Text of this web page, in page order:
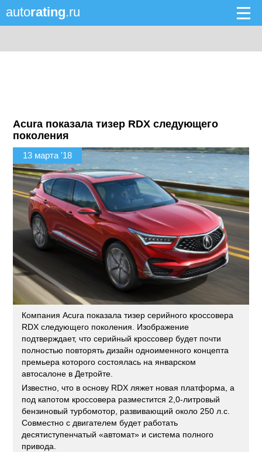
autorating.ru
Acura показала тизер RDX следующего
поколения
13 марта '18
Компания Acura показала тизер серийного кроссовера
RDX следующего поколения. Изображение
подтверждает, что серийный кроссовер будет почти
полностью повторять дизайн одноименного концепта
премьера которого состоялась на январском
автосалоне в Детройте.
Известно, что в основу RDX ляжет новая платформа, а
под капотом кроссовера разместится 2,0-литровый
бензиновый турбомотор, развивающий около 250 л.с.
Совместно с двигателем будет работать
десятиступенчатый «автомат» и система полного
привода.